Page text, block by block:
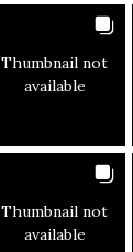
Thumbnail not
available
Thumbnail not
available